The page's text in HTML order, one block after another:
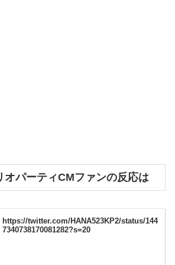
オパーティCMファンの反応は
https://twitter.com/HANA523KP2/status/144
7340738170081282?s=20